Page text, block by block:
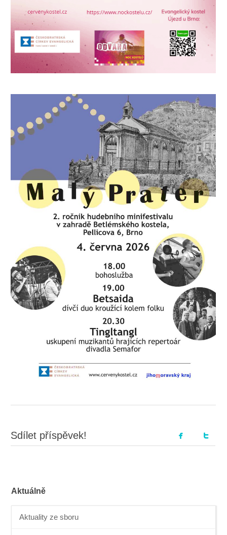
Sdílet příspěvek!
Aktuálně
Aktuality ze sboru